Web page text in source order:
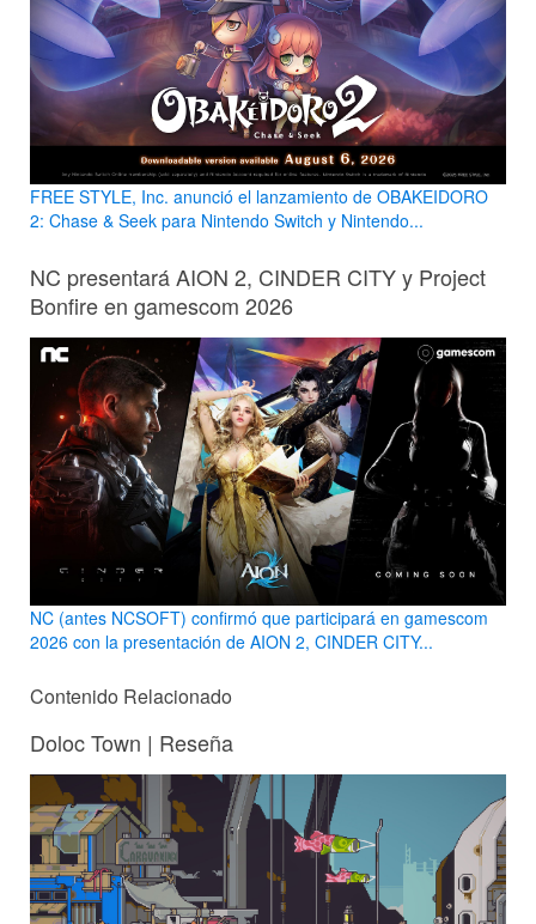
FREE STYLE, Inc. anunció el lanzamiento de OBAKEIDORO
2: Chase & Seek para Nintendo Switch y Nintendo...
NC presentará AION 2, CINDER CITY y Project
Bonfire en gamescom 2026
NC (antes NCSOFT) confirmó que participará en gamescom
2026 con la presentación de AION 2, CINDER CITY...
Contenido Relacionado
Doloc Town | Reseña